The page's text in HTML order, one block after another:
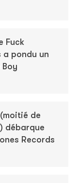
Fuck
a pondu un
Boy
de
débarque
Records